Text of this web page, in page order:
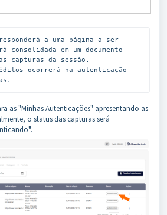
a uma página a ser
consolidada em um documento
capturas da sessão.
ocorrerá na autenticação
as "Minhas Autenticações" apresentando as
o status das capturas será